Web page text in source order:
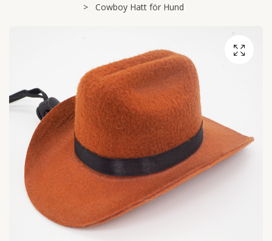
Cowboy Hatt för Hund